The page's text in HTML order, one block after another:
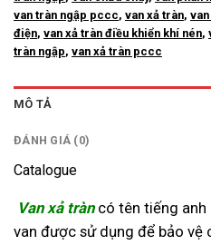
van tràn ngập pccc, van xả tràn,
điện, van xả tràn điều khiển khí nén,
tràn ngập, van xả tràn pccc
MÔ TẢ
ĐÁNH GIÁ (0)
Catalogue
Van xả tràncó tên tiếng anh
van được sử dụng để bảo vệ